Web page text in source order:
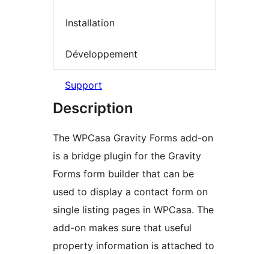
Installation
Développement
Support
Description
The WPCasa Gravity Forms add-on
is a bridge plugin for the Gravity
Forms form builder that can be
used to display a contact form on
single listing pages in WPCasa. The
add-on makes sure that useful
property information is attached to